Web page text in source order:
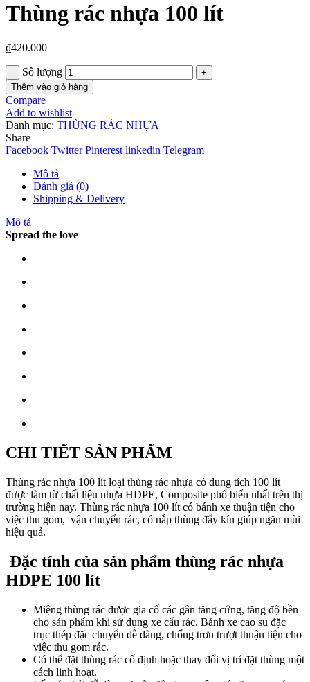
Thùng rác nhựa 100 lít
₫420.000
Số lượng
Thêm vào giỏ hàng
Compare
Add to wishlist
Danh mục: THÙNG RÁC NHỰA
Share
Facebook Twitter Pinterest linkedin Telegram
Mô tả
Đánh giá (0)
Shipping & Delivery
Mô tả
Spread the love
CHI TIẾT SẢN PHẨM
Thùng rác nhựa 100 lít loại thùng rác nhựa có dung tích 100 lít
được làm từ chất liệu nhựa HDPE, Composite phổ biến nhất trên thị
trường hiện nay. Thùng rác nhựa 100 lít có bánh xe thuận tiện cho
việc thu gom, vận chuyển rác, có nắp thùng đẩy kín giúp ngăn mùi
hiệu quả.
Đặc tính của sản phẩm thùng rác nhựa
HDPE 100 lít
Miệng thùng rác được gia cố các gân tăng cứng, tăng độ bền
cho sản phẩm khi sử dụng xe cẩu rác. Bánh xe cao su đặc
trục thép đặc chuyển dễ dàng, chống trơn trượt thuận tiện cho
việc thu gom rác.
Có thể đặt thùng rác cố định hoặc thay đổi vị trí đặt thùng một
cách linh hoạt.